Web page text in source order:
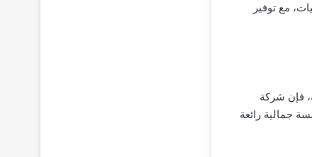
مع توفير
فإن شركة
جمالية رائعة